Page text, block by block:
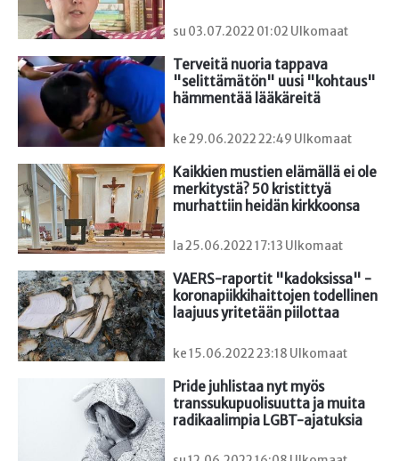
su 03.07.2022 01:02 Ulkomaat
Terveitä nuoria tappava
"selittämätön" uusi "kohtaus"
hämmentää lääkäreitä
ke 29.06.2022 22:49 Ulkomaat
Kaikkien mustien elämällä ei ole
merkitystä? 50 kristittyä
murhattiin heidän kirkkoonsa
la 25.06.2022 17:13 Ulkomaat
VAERS-raportit "kadoksissa" -
koronapiikkihaittojen todellinen
laajuus yritetään piilottaa
ke 15.06.2022 23:18 Ulkomaat
Pride juhlistaa nyt myös
transsukupuolisuutta ja muita
radikaalimpia LGBT-ajatuksia